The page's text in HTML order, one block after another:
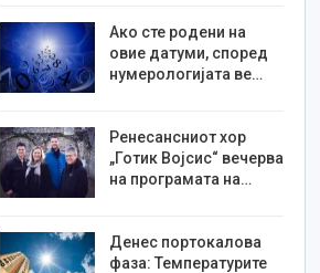
Ако сте родени на
овие датуми, според
нумерологијата ве…
Ренесансниот хор
„Готик Војсис“ вечерва
на програмата на…
Денес портокалова
фаза: Температурите